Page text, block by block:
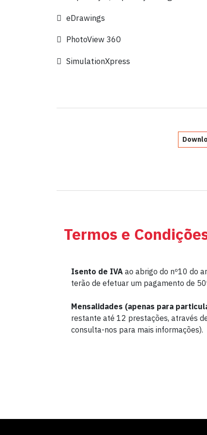
eDrawings
PhotoView 360
SimulationXpress
Termos e
Isento de IVA ao abrigo do nº10 do
terão de efetuar um pagamento de
Mensalidades (apenas para
restante até 12 prestações, através
consulta-nos para mais informações).